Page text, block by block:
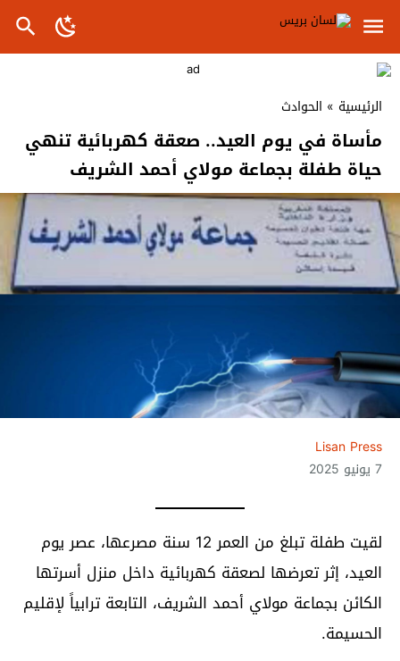
الرئيسية » الحوادث
مأساة في يوم العيد.. صعقة كهربائية تنهي
حياة طفلة بجماعة مولاي أحمد الشريف
Lisan Press
7 يونيو 2025
لقيت طفلة تبلغ من العمر 12 سنة مصرعها، عصر يوم
العيد، إثر تعرضها لصعقة كهربائية داخل منزل أسرتها
الكائن بجماعة مولاي أحمد الشريف، التابعة ترابياً لإقليم
الحسيمة.